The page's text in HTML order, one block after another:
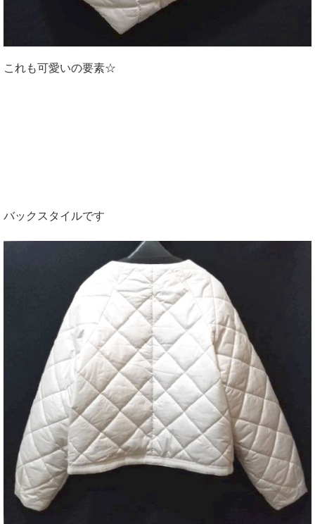
これも可愛いの要素☆
バックスタイルです